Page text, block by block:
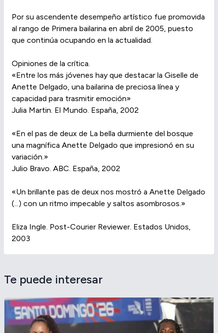
Por su ascendente desempeño artístico fue promovida
al rango de Primera bailarina en abril de 2005, puesto
que continúa ocupando en la actualidad.
Opiniones de la crítica.
«Entre los más jóvenes hay que destacar la Giselle de
Anette Delgado, una bailarina de preciosa línea y
capacidad para trasmitir emoción»
Julia Martin. El Mundo. España, 2002
«En el pas de deux de La bella durmiente del bosque
una magnífica Anette Delgado que impresionó en su
variación.»
Julio Bravo. ABC. España, 2002
«Un brillante pas de deux nos mostró a Anette Delgado
(...) con un ritmo impecable y saltos asombrosos.»
Eliza Ingle. Post-Courier Reviewer. Estados Unidos,
2003
Te puede interesar